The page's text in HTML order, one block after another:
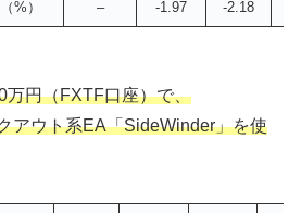
%） – -1.97 -2.18
万円（FXTF口座）で、
アウト系EA「SideWinder」を使